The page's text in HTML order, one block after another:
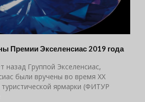
Премии Экселенсиас 2019 года
назад Группой Экселенсиас,
были вручены во время XX
ярмарки (ФИТУР